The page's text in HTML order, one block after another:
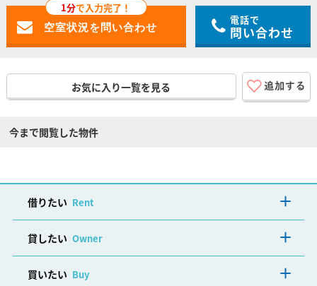
1分で入力完了！
電話で
問い合わせ
お気に入り一覧を見る
今まで閲覧した物件
借りたい Rent
貸したい Owner
買いたい Buy